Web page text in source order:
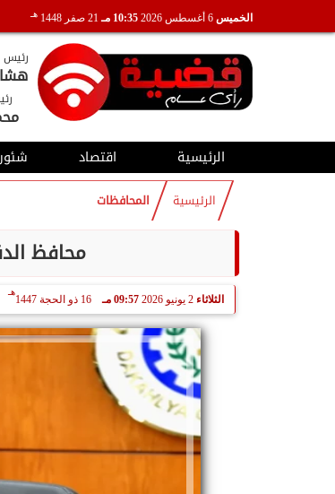
الخميس 10:35 مـ 21 صفر 1448 هـ
رئيس
الرئيسية اقتصاد
الرئيسية المحافظات
محافظ
الثلاثاء 2 يونيو 2026 09:57 مـ 16 ذو الحجة 1447
هـ